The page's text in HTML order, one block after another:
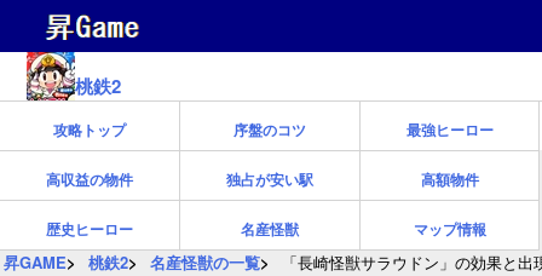
桃鉄2
攻略トップ 序盤のコツ 最強ヒーロー
高収益の物件 独占が安い駅 高額物件
歴史ヒーロー 名産怪獣 マップ情報
昇GAME 桃鉄2 名産怪獣の一覧 「長崎怪獣サラウドン」の効果と出